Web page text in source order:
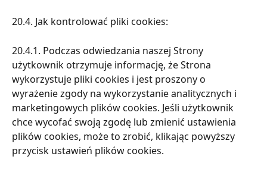
20.4. Jak kontrolować pliki cookies:
20.4.1. Podczas odwiedzania naszej Strony
użytkownik otrzymuje informację, że Strona
wykorzystuje pliki cookies i jest proszony o
wyrażenie zgody na wykorzystanie analitycznych i
marketingowych plików cookies. Jeśli użytkownik
chce wycofać swoją zgodę lub zmienić ustawienia
plików cookies, może to zrobić, klikając powyższy
przycisk ustawień plików cookies.